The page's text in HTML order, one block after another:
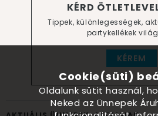
KÉRD
Tippek, különlegességek,
partykellékek
KÉREM
Cookie(süti)
Oldalunk sütit használ,
Neked az Ünnepek